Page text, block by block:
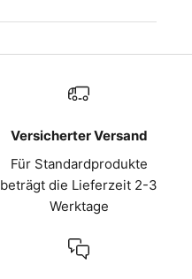
Versicherter Versand
Für Standardprodukte
beträgt die Lieferzeit 2-3
Werktage